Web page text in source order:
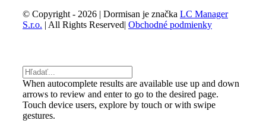
© Copyright - 2026 | Dormisan je značka LC Manager
S.r.o. | All Rights Reserved| Obchodné podmienky
When autocomplete results are available use up and down
arrows to review and enter to go to the desired page.
Touch device users, explore by touch or with swipe
gestures.